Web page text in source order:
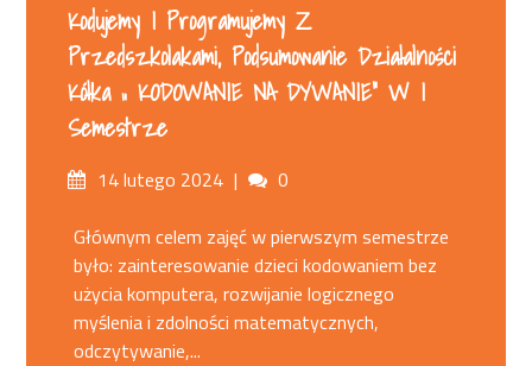
Kodujemy I Programujemy Z
Przedszkolakami, Podsumowanie Działalności
Kółka „ KODOWANIE NA DYWANIE” W I
Semestrze
Posted14 lutego 2024 Comments
0
Głównym celem zajęć w pierwszym semestrze
było: zainteresowanie dzieci kodowaniem bez
użycia komputera, rozwijanie logicznego
myślenia i zdolności matematycznych,
odczytywanie,...